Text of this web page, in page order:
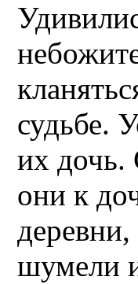
судьбе.
их дочь.
они к
деревни,
шумели